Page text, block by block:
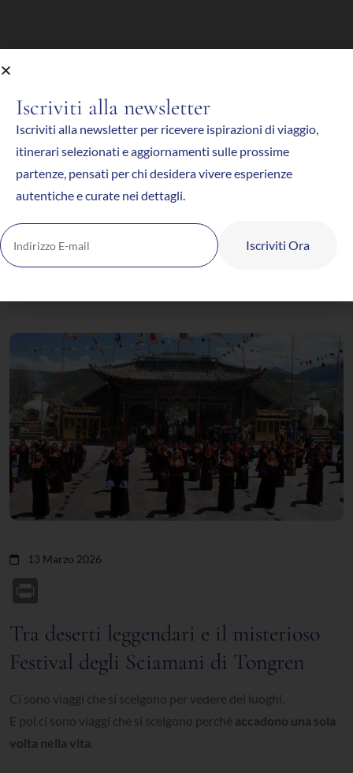
13 Marzo 2026
Tra deserti leggendari e il misterioso
Festival degli Sciamani di Tongren
Ci sono viaggi che si scelgono per vedere dei luoghi.
E poi ci sono viaggi che si scelgono perché accadono una sola
volta nella vita.
Iscriviti alla newsletter
Iscriviti alla newsletter per ricevere ispirazioni di viaggio,
itinerari selezionati e aggiornamenti sulle prossime
partenze, pensati per chi desidera vivere esperienze
autentiche e curate nei dettagli.
Iscriviti Ora